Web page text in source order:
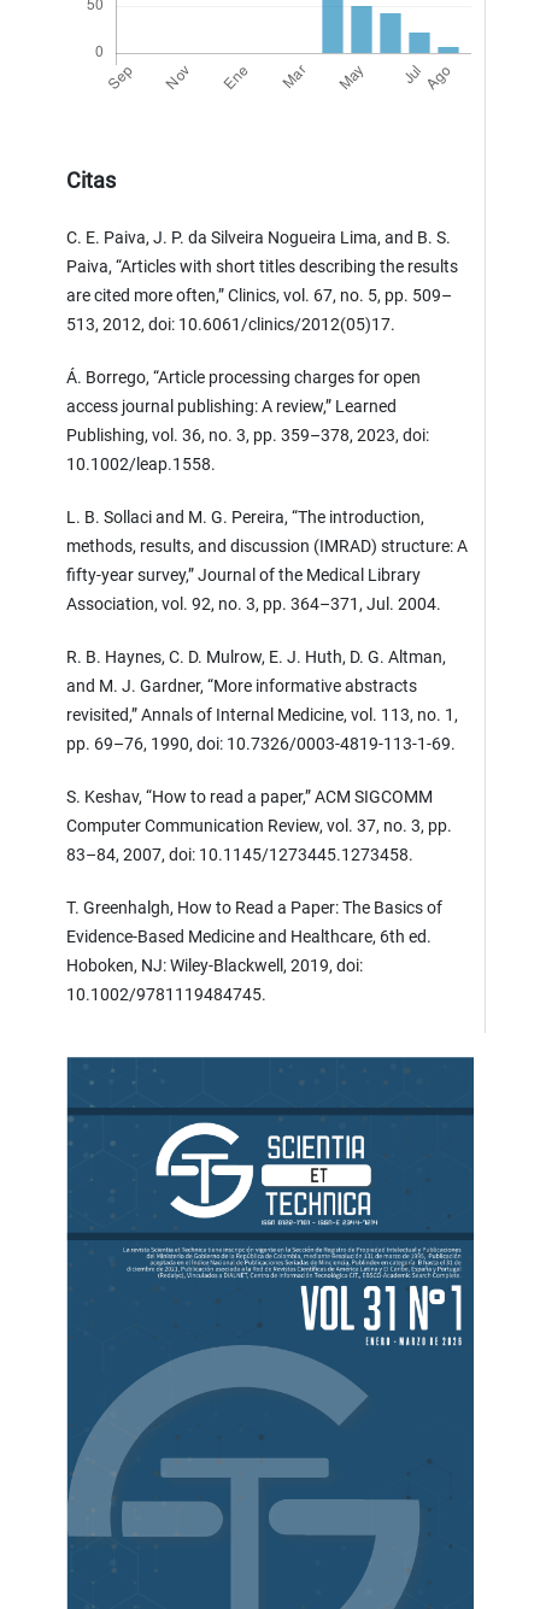
Citas
C. E. Paiva, J. P. da Silveira Nogueira Lima, and B. S.
Paiva, “Articles with short titles describing the results
are cited more often,” Clinics, vol. 67, no. 5, pp. 509–
513, 2012, doi: 10.6061/clinics/2012(05)17.
Á. Borrego, “Article processing charges for open
access journal publishing: A review,” Learned
Publishing, vol. 36, no. 3, pp. 359–378, 2023, doi:
10.1002/leap.1558.
L. B. Sollaci and M. G. Pereira, “The introduction,
methods, results, and discussion (IMRAD) structure: A
fifty-year survey,” Journal of the Medical Library
Association, vol. 92, no. 3, pp. 364–371, Jul. 2004.
R. B. Haynes, C. D. Mulrow, E. J. Huth, D. G. Altman,
and M. J. Gardner, “More informative abstracts
revisited,” Annals of Internal Medicine, vol. 113, no. 1,
pp. 69–76, 1990, doi: 10.7326/0003-4819-113-1-69.
S. Keshav, “How to read a paper,” ACM SIGCOMM
Computer Communication Review, vol. 37, no. 3, pp.
83–84, 2007, doi: 10.1145/1273445.1273458.
T. Greenhalgh, How to Read a Paper: The Basics of
Evidence-Based Medicine and Healthcare, 6th ed.
Hoboken, NJ: Wiley-Blackwell, 2019, doi:
10.1002/9781119484745.